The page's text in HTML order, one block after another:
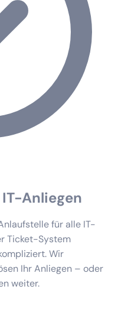
Anliegen
für alle IT-
Ticket-System
Wir
Ihr Anliegen – oder
weiter.